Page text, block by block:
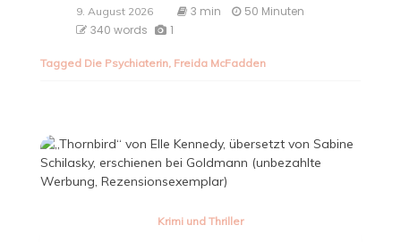
9. August 2026 3 min
50 Minuten
340 words
1
Tagged Die Psychiaterin, Freida McFadden
Krimi und Thriller